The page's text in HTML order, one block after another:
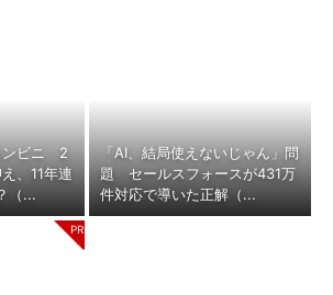
ンビニ 2
、11年連
（...
「AI、結局使えないじゃん」問
題 セールスフォースが431万
件対応で導いた正解（...